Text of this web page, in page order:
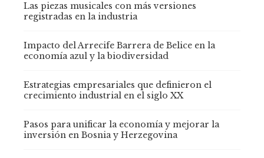
Las piezas musicales con más versiones
registradas en la industria
Impacto del Arrecife Barrera de Belice en la
economía azul y la biodiversidad
Estrategias empresariales que definieron el
crecimiento industrial en el siglo XX
Pasos para unificar la economía y mejorar la
inversión en Bosnia y Herzegovina